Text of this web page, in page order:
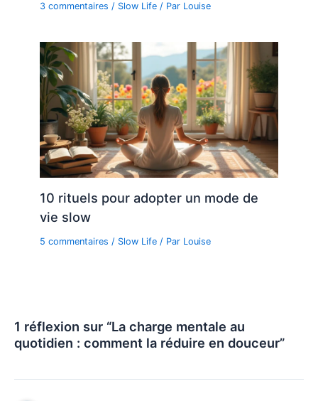
3 commentaires / Slow Life / Par Louise
10 rituels pour adopter un mode de
vie slow
5 commentaires / Slow Life / Par Louise
1 réflexion sur “La charge mentale au
quotidien : comment la réduire en douceur”